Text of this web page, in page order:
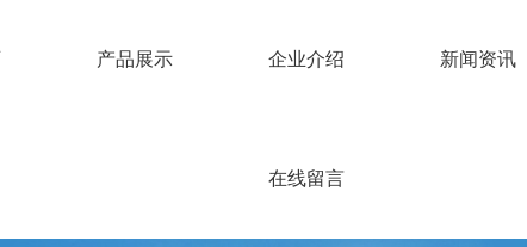
产品展示 企业介绍 新闻资讯
在线留言